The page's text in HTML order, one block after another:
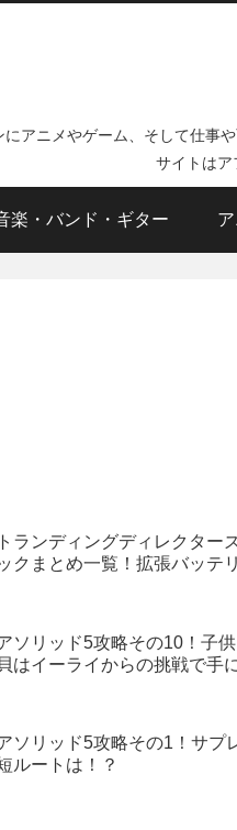
アニメやゲーム、そして仕事
サイトはア
楽・バンド・ギター
ランディングディレクター
クまとめ一覧！拡張バッテ
ソリッド5攻略その10！子
はイーライからの挑戦で手
ソリッド5攻略その1！サ
ルートは！？